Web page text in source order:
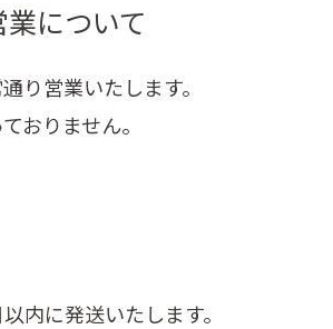
について
り営業いたします。
おりません。
内に発送いたします。